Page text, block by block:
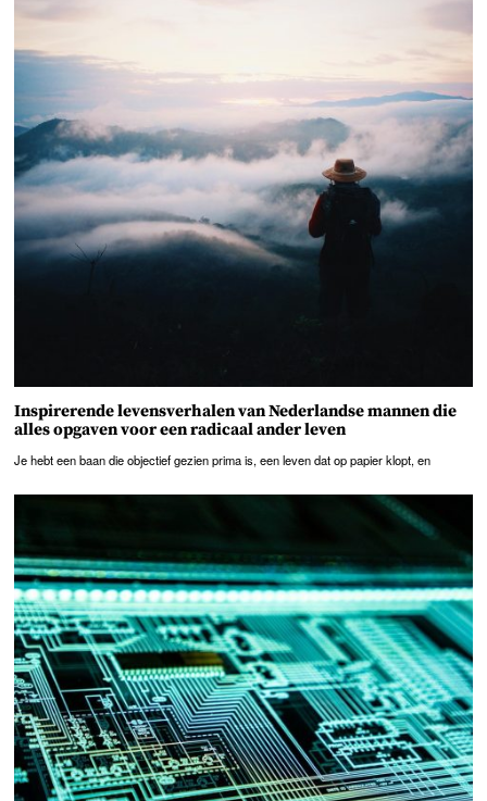
Inspirerende levensverhalen van Nederlandse mannen die
alles opgaven voor een radicaal ander leven
Je hebt een baan die objectief gezien prima is, een leven dat op papier klopt, en